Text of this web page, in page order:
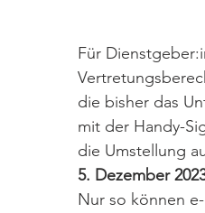
Für
die bisher das
mit der Handy-
die Umstellung
5. Dezember
Nur so können